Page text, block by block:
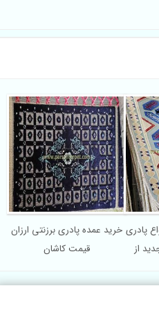
خرید عمده پادری برزنتی ارزان
قیمت کاشان
پادری
از